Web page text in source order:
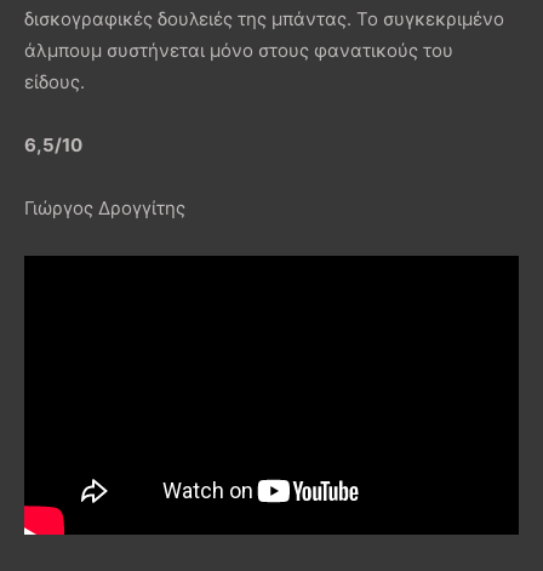
δισκογραφικές δουλειές της μπάντας. Το συγκεκριμένο
άλμπουμ συστήνεται μόνο στους φανατικούς του
είδους.
6,5/10
Γιώργος Δρογγίτης